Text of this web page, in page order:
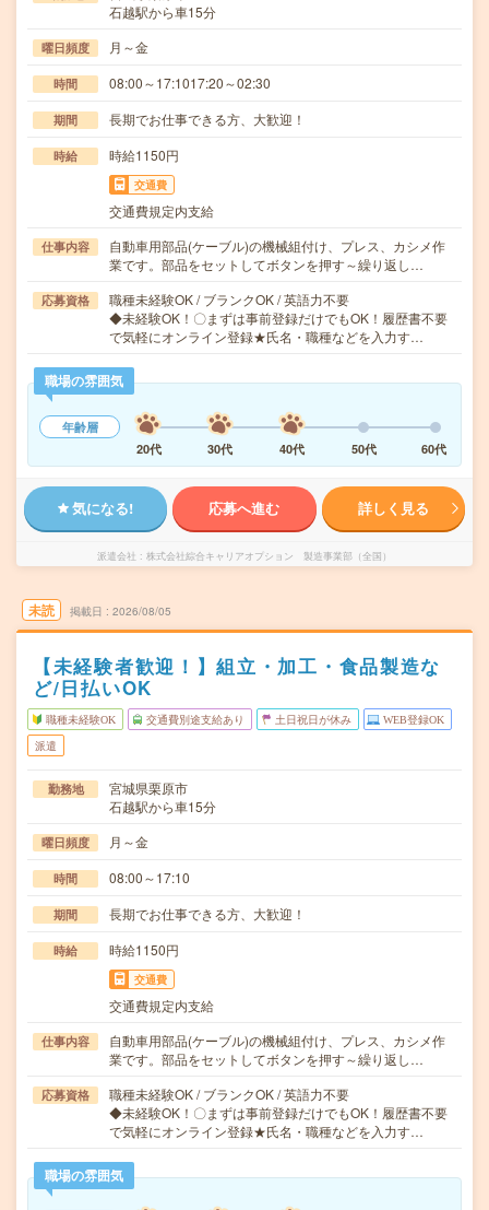
石越駅から車15分
曜日頻度 月～金
時間 08:00～17:1017:20～02:30
期間 長期でお仕事できる方、大歓迎！
時給 時給1150円
交通費
交通費規定内支給
仕事内容
自動車用部品(ケーブル)の機械組付け、プレス、カシメ作
業です。部品をセットしてボタンを押す～繰り返し…
応募資格
職種未経験OK / ブランクOK / 英語力不要
◆未経験OK！〇まずは事前登録だけでもOK！履歴書不要
で気軽にオンライン登録★氏名・職種などを入力す…
職場の雰囲気
年齢層
20代
30代 40代 50代 60代
気になる! 応募へ進む 詳しく見る
派遣会社 株式会社綜合キャリアオプション 製造事業部（全国）
未読 掲載日 2026/08/05
【未経験者歓迎！】組立・加工・食品製造な
ど/日払いOK
職種未経験OK 交通費別途支給あり 土日祝日が休み WEB登録OK
派遣
勤務地
宮城県栗原市
石越駅から車15分
曜日頻度 月～金
時間 08:00～17:10
期間 長期でお仕事できる方、大歓迎！
時給 時給1150円
交通費
交通費規定内支給
仕事内容
自動車用部品(ケーブル)の機械組付け、プレス、カシメ作
業です。部品をセットしてボタンを押す～繰り返し…
応募資格
職種未経験OK / ブランクOK / 英語力不要
◆未経験OK！〇まずは事前登録だけでもOK！履歴書不要
で気軽にオンライン登録★氏名・職種などを入力す…
職場の雰囲気